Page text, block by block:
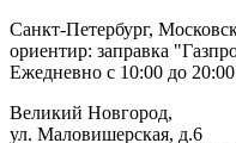
Санкт-Петербург,
ориентир: заправка
Ежедневно с 10:00 до 20:00
Великий Новгород,
ул. Маловишерская, д.6